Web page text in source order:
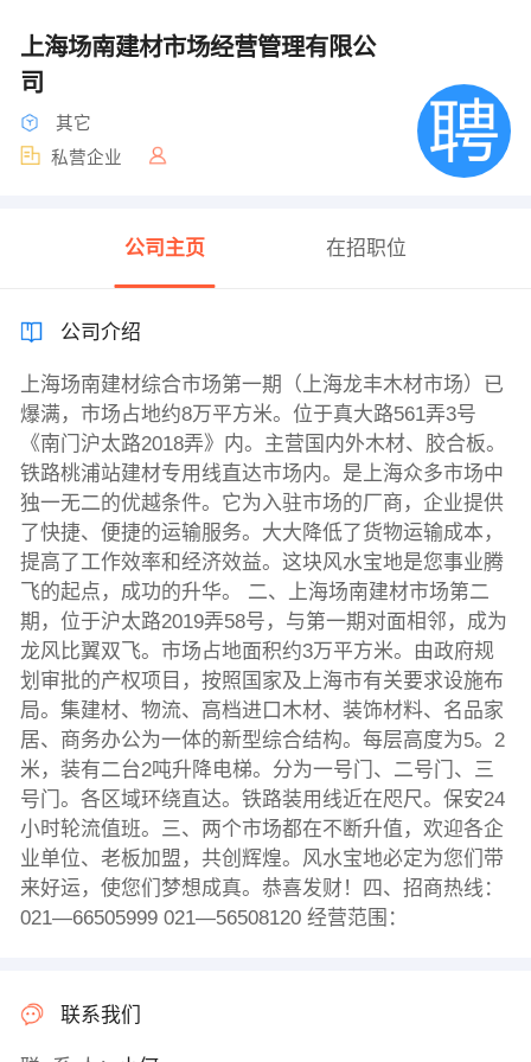
上海场南建材市场经营管理有限公
司
其它
私营企业
公司主页 在招职位
公司介绍
上海场南建材综合市场第一期（上海龙丰木材市场）已
爆满，市场占地约8万平方米。位于真大路561弄3号
《南门沪太路2018弄》内。主营国内外木材、胶合板。
铁路桃浦站建材专用线直达市场内。是上海众多市场中
独一无二的优越条件。它为入驻市场的厂商，企业提供
了快捷、便捷的运输服务。大大降低了货物运输成本，
提高了工作效率和经济效益。这块风水宝地是您事业腾
飞的起点，成功的升华。 二、上海场南建材市场第二
期，位于沪太路2019弄58号，与第一期对面相邻，成为
龙风比翼双飞。市场占地面积约3万平方米。由政府规
划审批的产权项目，按照国家及上海市有关要求设施布
局。集建材、物流、高档进口木材、装饰材料、名品家
居、商务办公为一体的新型综合结构。每层高度为5。2
米，装有二台2吨升降电梯。分为一号门、二号门、三
号门。各区域环绕直达。铁路装用线近在咫尺。保安24
小时轮流值班。三、两个市场都在不断升值，欢迎各企
业单位、老板加盟，共创辉煌。风水宝地必定为您们带
来好运，使您们梦想成真。恭喜发财！四、招商热线：
021—66505999 021—56508120 经营范围：
联系我们